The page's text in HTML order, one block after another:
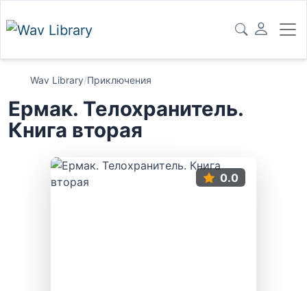
Wav Library/Приключения
Ермак. Телохранитель.
Книга вторая
0.0